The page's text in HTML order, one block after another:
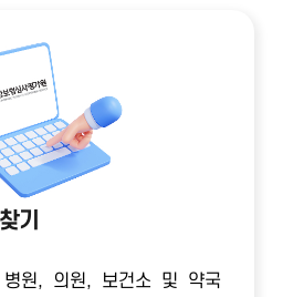
기
병원, 의원, 보건소 및 약국